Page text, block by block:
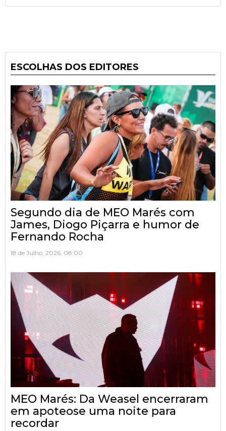
ESCOLHAS DOS EDITORES
Segundo dia de MEO Marés com
James, Diogo Piçarra e humor de
Fernando Rocha
18 de Julho, 2026, 08:00
MEO Marés: Da Weasel encerraram
em apoteose uma noite para
recordar